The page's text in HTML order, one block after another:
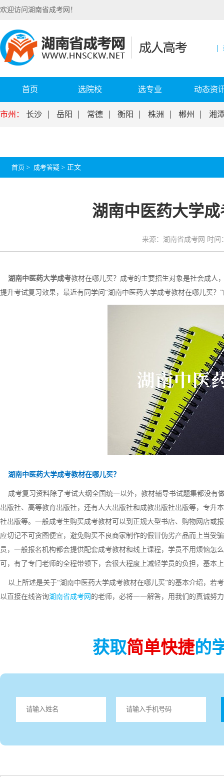
欢迎访问湖南省成考网！
首页 选院校 选专业 动态资
市州： 长沙 岳阳 常德 衡阳 株洲 郴州 湘
首页 > 成考答疑 > 正文
湖南中医药大学
来源：湖南省成考网 时间
湖南中医药大学成考教材在哪儿买？成考的主要招生对象是社会成人
提升考试复习效果，最近有同学问“湖南中医药大学成考教材在哪儿买
湖南中医药大学成考教材在哪儿买？
成考复习资料除了考试大纲全国统一以外，教材辅导书试题集都没有
出版社、高等教育出版社，还有人大出版社和成教出版社出版等，专升
社出版等。一般成考生购买成考教材可以到正规大型书店、购物网店或
应切记不可贪图便宜，避免购买不良商家制作的假冒伪劣产品而上当受
员，一般报名机构都会提供配套成考教材和线上课程，学员不用烦恼怎
可，有了专门老师的全程带领下，会很大程度上减轻学员的负担，基本
以上所述是关于“湖南中医药大学成考教材在哪儿买”的基本介绍，若
以直接在线咨询湖南省成考网 的老师，必将一一解答，用我们的真诚努
获取简单快捷的